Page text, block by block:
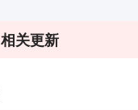
相关更新